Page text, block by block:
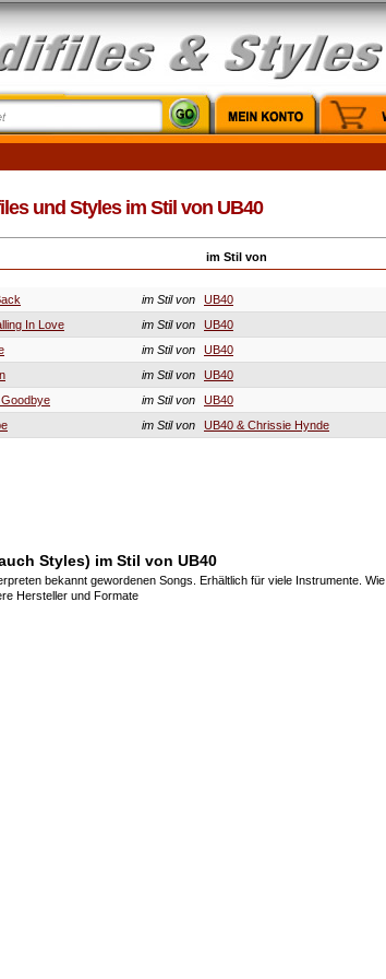
und Styles im Stil von UB40
im Stil von
im Stil von
UB40
In Love
im Stil von
UB40
im Stil von
UB40
im Stil von
UB40
im Stil von
UB40
im Stil von UB40 & Chrissie Hynde
Styles) im Stil von UB40
bekannt gewordenen Songs. Erhältlich für viele Instrumente. Wie
Hersteller und Formate